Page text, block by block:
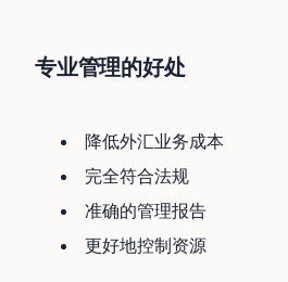
专业管理的好处
降低外汇业务成本
完全符合法规
准确的管理报告
更好地控制资源